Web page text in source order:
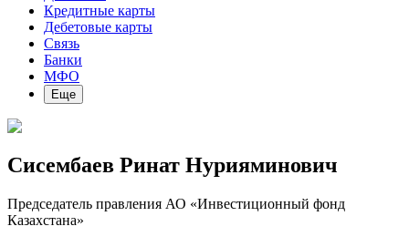
Кредитные карты
Дебетовые карты
Связь
Банки
МФО
Еще
Сисембаев Ринат Нурияминович
Председатель правления АО «Инвестиционный фонд
Казахстана»